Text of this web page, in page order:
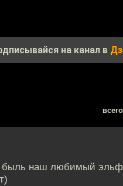
на канал в
быль наш любимый